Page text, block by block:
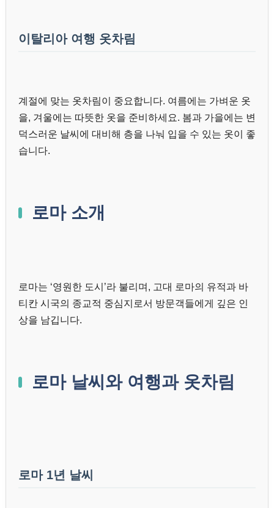
이탈리아 여행 옷차림
계절에 맞는 옷차림이 중요합니다. 여름에는 가벼운 옷
을, 겨울에는 따뜻한 옷을 준비하세요. 봄과 가을에는 변
덕스러운 날씨에 대비해 층을 나눠 입을 수 있는 옷이 좋
습니다.
로마 소개
로마는 ‘영원한 도시’라 불리며, 고대 로마의 유적과 바
티칸 시국의 종교적 중심지로서 방문객들에게 깊은 인
상을 남깁니다.
로마 날씨와 여행과 옷차림
로마 1년 날씨